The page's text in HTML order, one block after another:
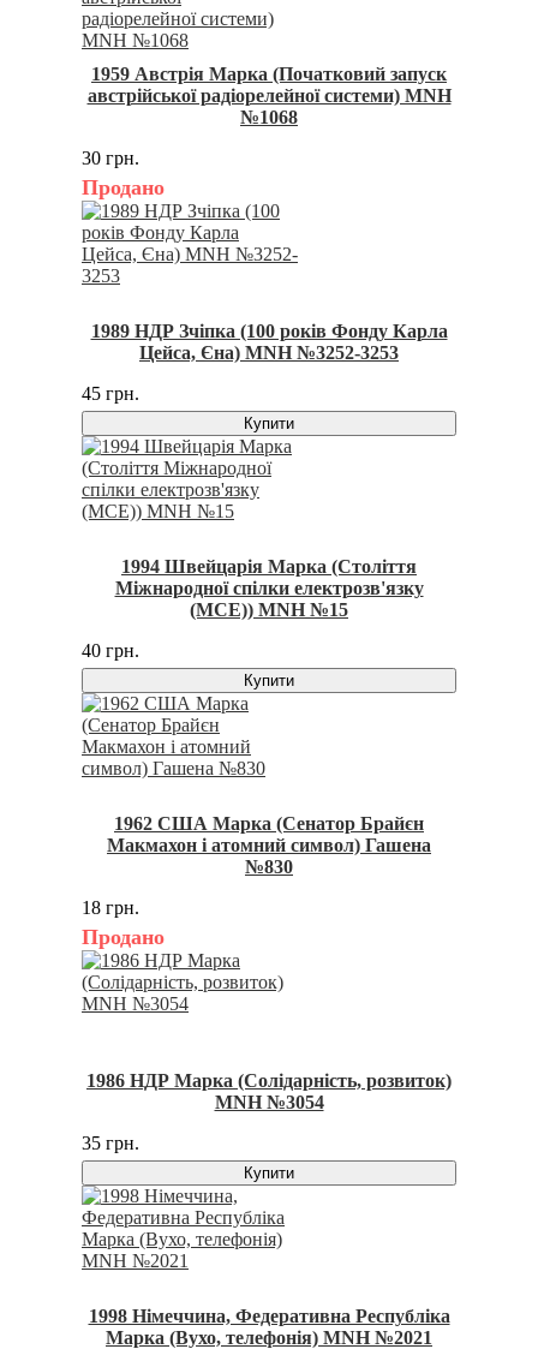
1959 Австрія Марка (Початковий запуск
австрійської радіорелейної системи) MNH
№1068
30 грн.
Продано
1989 НДР Зчіпка (100 років Фонду Карла
Цейса, Єна) MNH №3252-3253
45 грн.
Купити
1994 Швейцарія Марка (Століття
Міжнародної спілки електрозв'язку
(МСЕ)) MNH №15
40 грн.
Купити
1962 США Марка (Сенатор Брайєн
Макмахон і атомний символ) Гашена
№830
18 грн.
Продано
1986 НДР Марка (Солідарність, розвиток)
MNH №3054
35 грн.
Купити
1998 Німеччина, Федеративна Республіка
Марка (Вухо, телефонія) MNH №2021